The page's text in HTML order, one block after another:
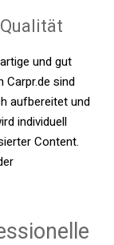
und gut
Carpr.de sind
aufbereitet und
individuell
Content.